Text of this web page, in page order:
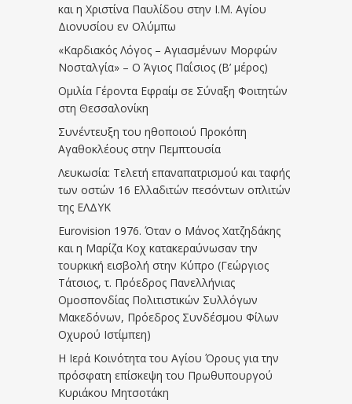
και η Χριστίνα Παυλίδου στην Ι.Μ. Αγίου
Διονυσίου εν Ολύμπω
«Καρδιακός Λόγος – Αγιασμένων Μορφών
Νοσταλγία» – Ο Άγιος Παΐσιος (Β’ μέρος)
Ομιλία Γέροντα Εφραίμ σε Σύναξη Φοιτητών
στη Θεσσαλονίκη
Συνέντευξη του ηθοποιού Προκόπη
Αγαθοκλέους στην Πεμπτουσία
Λευκωσία: Τελετή επαναπατρισμού και ταφής
των οστών 16 Ελλαδιτών πεσόντων οπλιτών
της ΕΛΔΥΚ
Eurovision 1976. Όταν ο Μάνος Χατζηδάκης
και η Μαρίζα Κοχ κατακεραύνωσαν την
τουρκική εισβολή στην Κύπρο (Γεώργιος
Τάτσιος, τ. Πρόεδρος Πανελλήνιας
Ομοσπονδίας Πολιτιστικών Συλλόγων
Μακεδόνων, Πρόεδρος Συνδέσμου Φίλων
Οχυρού Ιστίμπεη)
Η Ιερά Κοινότητα του Αγίου Όρους για την
πρόσφατη επίσκεψη του Πρωθυπουργού
Κυριάκου Μητσοτάκη